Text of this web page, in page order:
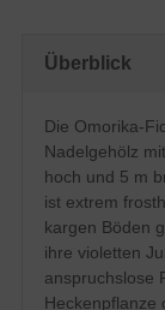
Wuchsform
Frucht
Blüte
Rinde
Boden
Standort
Verwendung
schwer
Staunässe
Überblick
Die Omorika-
Nadelgehölz
hoch und 5 m
ist extrem
kargen Böden
ihre violetten
anspruchslose
Heckenpflanze